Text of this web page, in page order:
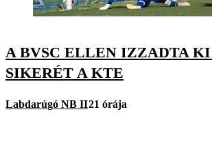
A BVSC ELLEN IZZADTA KI
SIKERÉT A KTE
Labdarúgó NB II21 órája